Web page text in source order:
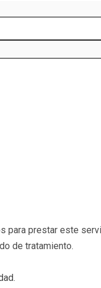
para prestar este
de tratamiento.
.